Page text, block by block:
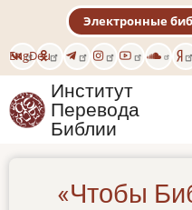
основному
содержанию
EngDeu
Электронные
Институт
Перевода
Библии
«Чтобы